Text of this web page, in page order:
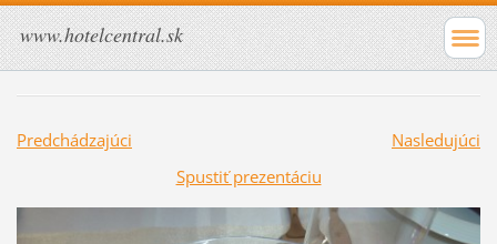
www.hotelcentral.sk
Predchádzajúci
Nasledujúci
Spustiť prezentáciu